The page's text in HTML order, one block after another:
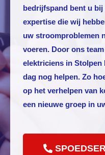
bedrijfspand bent u bij
expertise die wij
uw stroomproblemen
voeren. Door ons
elektriciens in Stolpen
dag nog helpen. Zo
op het verhelpen van
een nieuwe groep in